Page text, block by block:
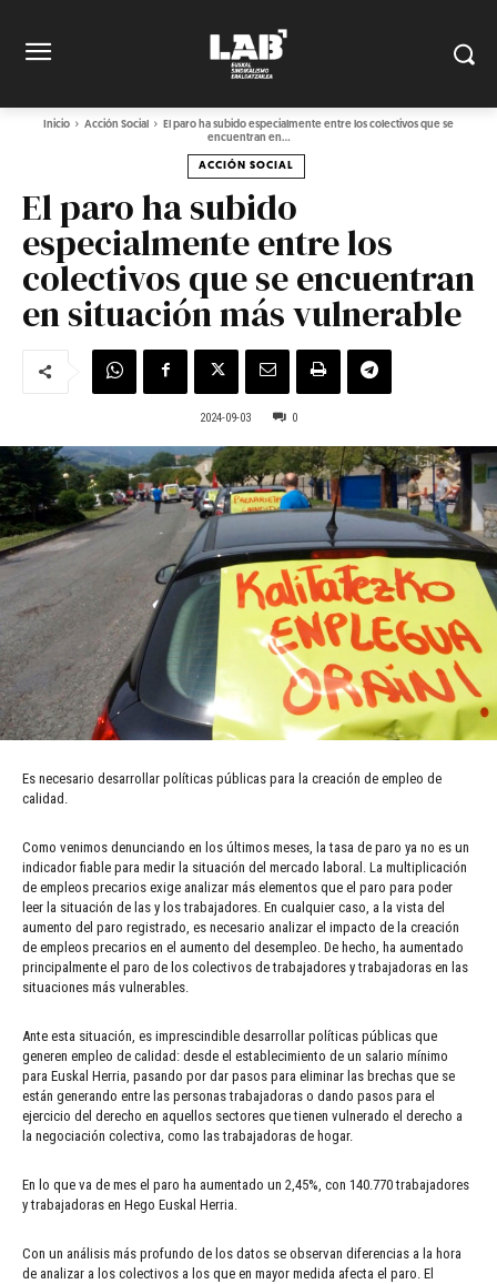
Inicio Acción Social
El paro ha subido especialmente entre los colectivos que se
encuentran en...
ACCIÓN SOCIAL
El paro ha subido
especialmente entre los
colectivos que se encuentran
en situación más vulnerable
2024-09-03 0
Es necesario desarrollar políticas públicas para la creación de empleo de
calidad.
Como venimos denunciando en los últimos meses, la tasa de paro ya no es un
indicador fiable para medir la situación del mercado laboral. La multiplicación
de empleos precarios exige analizar más elementos que el paro para poder
leer la situación de las y los trabajadores. En cualquier caso, a la vista del
aumento del paro registrado, es necesario analizar el impacto de la creación
de empleos precarios en el aumento del desempleo. De hecho, ha aumentado
principalmente el paro de los colectivos de trabajadores y trabajadoras en las
situaciones más vulnerables.
Ante esta situación, es imprescindible desarrollar políticas públicas que
generen empleo de calidad: desde el establecimiento de un salario mínimo
para Euskal Herria, pasando por dar pasos para eliminar las brechas que se
están generando entre las personas trabajadoras o dando pasos para el
ejercicio del derecho en aquellos sectores que tienen vulnerado el derecho a
la negociación colectiva, como las trabajadoras de hogar.
En lo que va de mes el paro ha aumentado un 2,45%, con 140.770 trabajadores
y trabajadoras en Hego Euskal Herria.
Con un análisis más profundo de los datos se observan diferencias a la hora
de analizar a los colectivos a los que en mayor medida afecta el paro. El